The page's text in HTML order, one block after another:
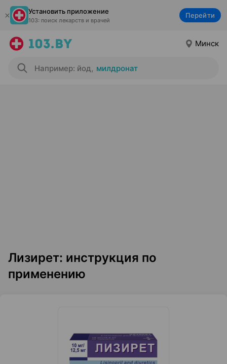
Установить приложение
103: поиск лекарств и врачей
Перейти
Минск
Например: йод, милдронат
Лизирет: инструкция по
применению